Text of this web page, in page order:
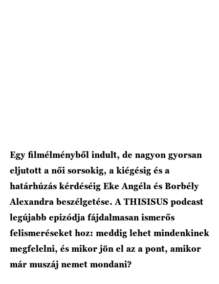
Egy filmélményből indult, de nagyon gyorsan
eljutott a női sorsokig, a kiégésig és a
határhúzás kérdéséig Eke Angéla és Borbély
Alexandra beszélgetése. A THISISUS podcast
legújabb epizódja fájdalmasan ismerős
felismeréseket hoz: meddig lehet mindenkinek
megfelelni, és mikor jön el az a pont, amikor
már muszáj nemet mondani?